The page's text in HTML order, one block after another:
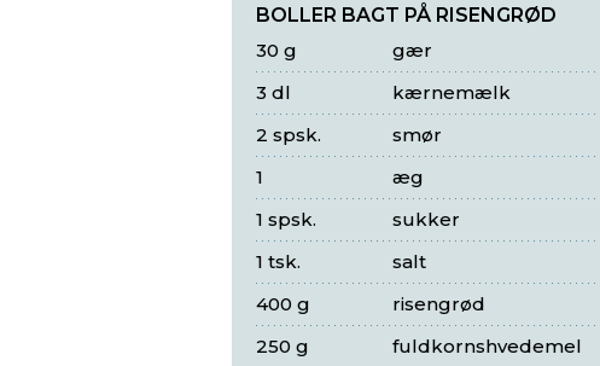
BOLLER BAGT PÅ RISENGRØD
gær
30 g
kærnemælk
3 dl
smør
2 spsk.
æg
1
sukker
1 spsk.
salt
1 tsk.
risengrød
400 g
fuldkornshvedemel
250 g